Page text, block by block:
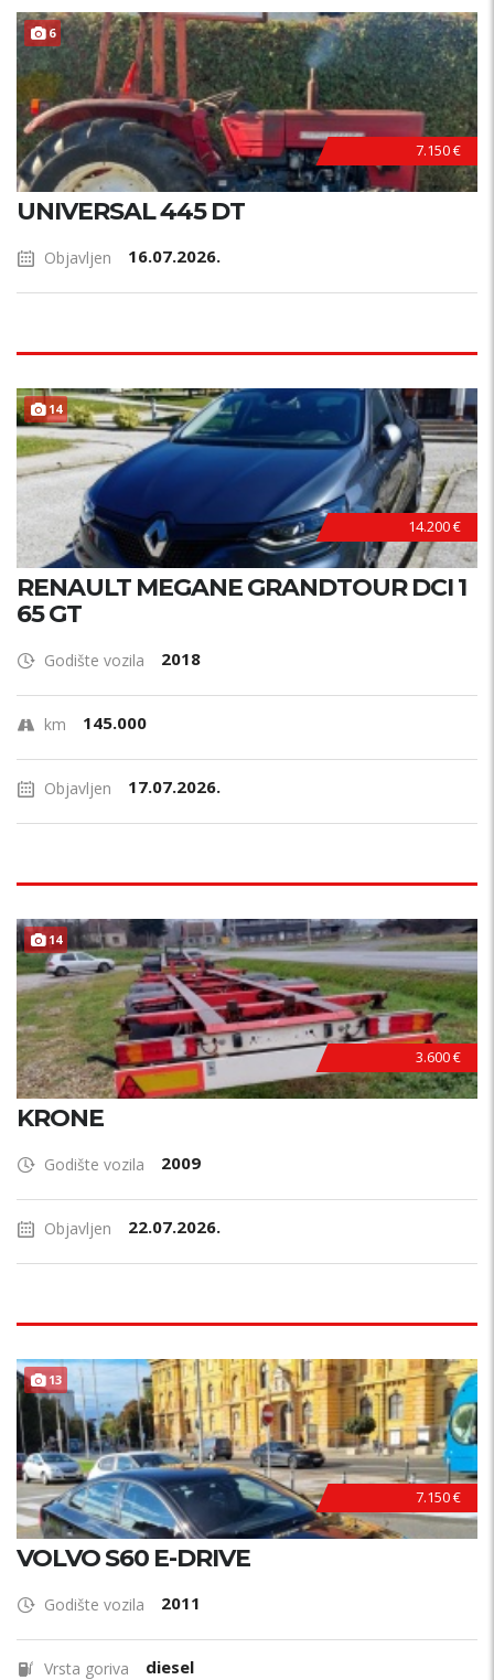
6
7.150 €
UNIVERSAL 445 DT
Objavljen 16.07.2026.
14
14.200 €
RENAULT MEGANE GRANDTOUR DCI 1
65 GT
Godište vozila 2018
km 145.000
Objavljen 17.07.2026.
14
3.600 €
KRONE
Godište vozila 2009
Objavljen 22.07.2026.
13
7.150 €
VOLVO S60 E-DRIVE
Godište vozila 2011
Vrsta goriva diesel